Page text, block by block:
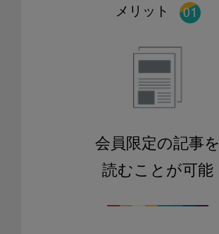
メリット
会員限定の記事を
読むことが可能